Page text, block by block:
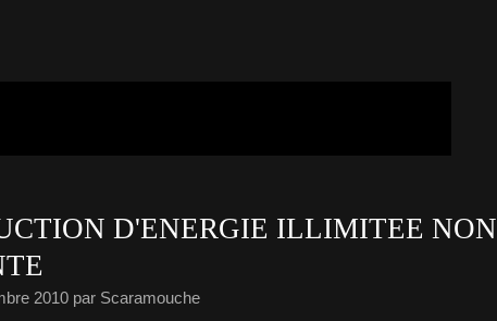
D'ENERGIE ILLIMITEE NON
2010 par Scaramouche